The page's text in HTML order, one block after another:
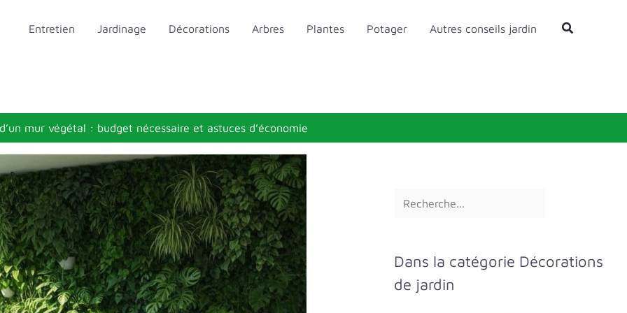
Entretien Jardinage Décorations Arbres Plantes Potager Autres conseils jardin Rechercher
mur végétal : budget nécessaire et astuces d’économie
e
c
Dans la catégorie Décorations
de jardin